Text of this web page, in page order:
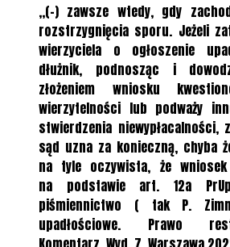
„(-) zawsze wtedy, gdy
rozstrzygnięcia sporu. Jeżeli
wierzyciela o ogłoszenie
dłużnik, podnosząc i
złożeniem wniosku
wierzytelności lub podważy
stwierdzenia niewypłacalności,
sąd uzna za konieczną, chyba
na tyle oczywista, że
na podstawie art. 12a
piśmiennictwo ( tak P.
upadłościowe. Prawo